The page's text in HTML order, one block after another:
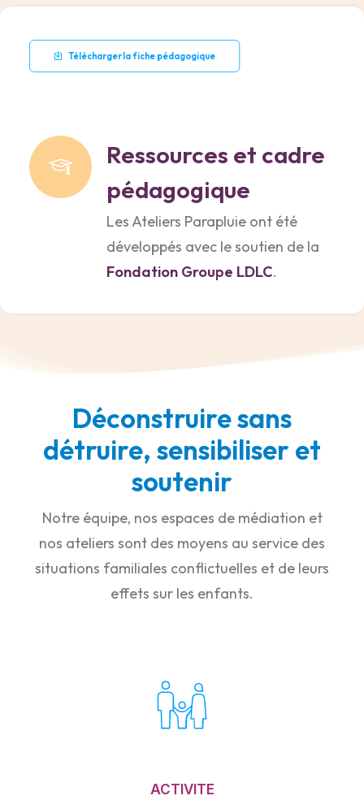
Ressources et cadre
pédagogique
Les Ateliers Parapluie ont été
développés avec le soutien de la
Fondation Groupe LDLC.
Télécharger la fiche pédagogique
Déconstruire sans
détruire, sensibiliser et
soutenir
Notre équipe, nos espaces de médiation et
nos ateliers sont des moyens au service des
situations familiales conflictuelles et de leurs
effets sur les enfants.
ACTIVITE